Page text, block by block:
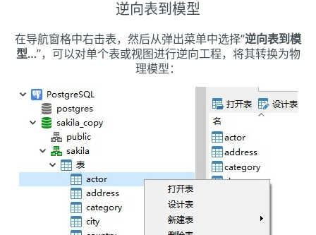
逆向表到模型
在导航窗格中右击表，然后从弹出菜单中选择“逆向表到模
型…”，可以对单个表或视图进行逆向工程，将其转换为物
理模型：